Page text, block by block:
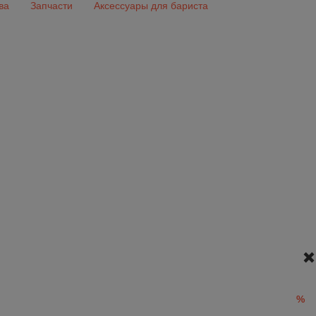
Запчасти Аксессуары для бариста
%